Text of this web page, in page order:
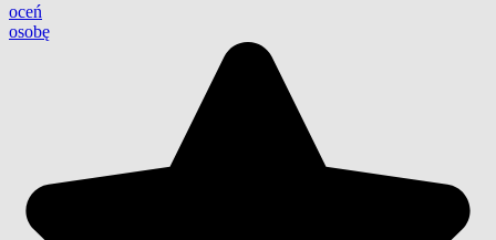
oceń
osobę